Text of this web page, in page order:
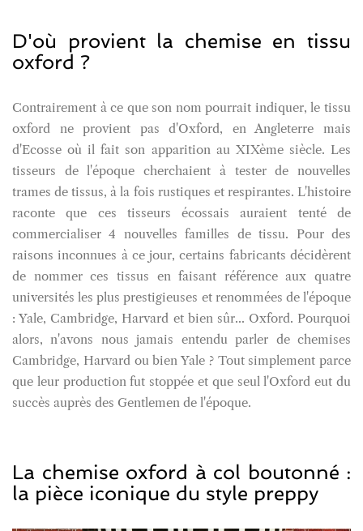
D'où provient la chemise en tissu
oxford ?
Contrairement à ce que son nom pourrait indiquer, le tissu
oxford ne provient pas d'Oxford, en Angleterre mais
d'Ecosse où il fait son apparition au XIXème siècle. Les
tisseurs de l'époque cherchaient à tester de nouvelles
trames de tissus, à la fois rustiques et respirantes. L'histoire
raconte que ces tisseurs écossais auraient tenté de
commercialiser 4 nouvelles familles de tissu. Pour des
raisons inconnues à ce jour, certains fabricants décidèrent
de nommer ces tissus en faisant référence aux quatre
universités les plus prestigieuses et renommées de l'époque
: Yale, Cambridge, Harvard et bien sûr... Oxford. Pourquoi
alors, n'avons nous jamais entendu parler de chemises
Cambridge, Harvard ou bien Yale ? Tout simplement parce
que leur production fut stoppée et que seul l'Oxford eut du
succès auprès des Gentlemen de l'époque.
La chemise oxford à col boutonné :
la pièce iconique du style preppy